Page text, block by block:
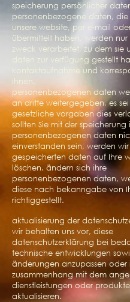
speicherung persönlicher
personenbezogene daten, die
unsere website, per e-mail
übermittelt haben, werden nur
zweck verarbeitet, zu dem sie
daten zur verfügung gestellt
kontaktaufnahme und
ihnen.
personenbezogenen daten
an dritte weitergegeben, es
gesetzliche vorgaben dies
sollten Sie mit der speicherung
personenbezogenen daten
einverstanden sein, werden
gespeicherten daten auf Ihre
löschen. ändern sich ihre
personenbezogenen daten,
diese nach bekanngabe von
richtiggestellt.
aktualisierung der
wir behalten uns vor, diese
datenschutzerklärung bei
technische entwicklungen
änderungen anzupassen oder
zusammenhang mit dem
dienstleistungen oder
aktualisieren.